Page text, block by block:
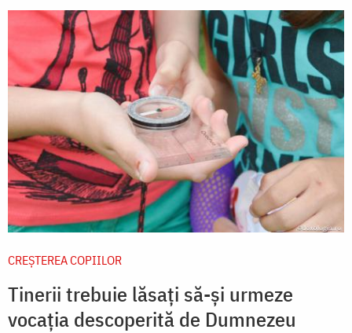
CREŞTEREA COPIILOR
Tinerii trebuie lăsați să-și urmeze
vocația descoperită de Dumnezeu